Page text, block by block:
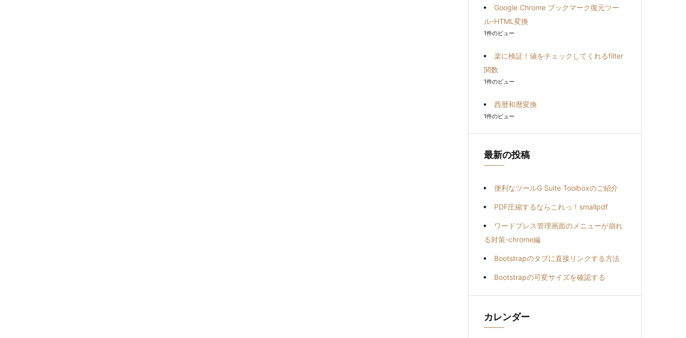
Google Chrome ブックマーク復元ツー
ル-HTML変換
1件のビュー
楽に検証！値をチェックしてくれるfilter
関数
1件のビュー
西暦和暦変換
1件のビュー
最新の投稿
便利なツールG Suite Toolboxのご紹介
PDF圧縮するならこれっ！smallpdf
ワードプレス管理画面のメニューが崩れ
る対策-chrome編
Bootstrapのタブに直接リンクする方法
Bootstrapの可変サイズを確認する
カレンダー